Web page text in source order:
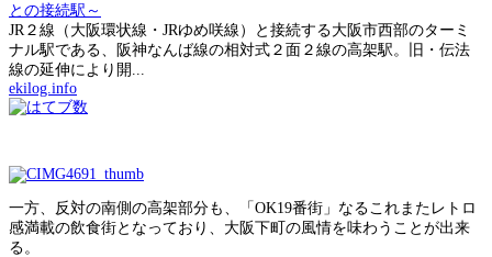
との接続駅～
JR２線（大阪環状線・JRゆめ咲線）と接続する大阪市西部のターミ
ナル駅である、阪神なんば線の相対式２面２線の高架駅。旧・伝法
線の延伸により開...
ekilog.info
一方、反対の南側の高架部分も、「OK19番街」なるこれまたレトロ
感満載の飲食街となっており、大阪下町の風情を味わうことが出来
る。